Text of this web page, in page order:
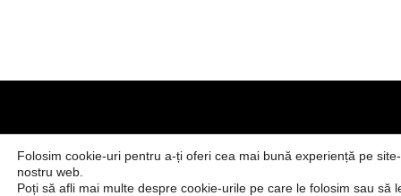
Produse și
Soluții
Fabrica
noastră
Compania Shop
Comenzi
Folosim cookie-uri pentru a-ți oferi cea mai bună experiență pe
nostru web.
Poți să afli mai multe despre cookie-urile pe care le folosim sau să